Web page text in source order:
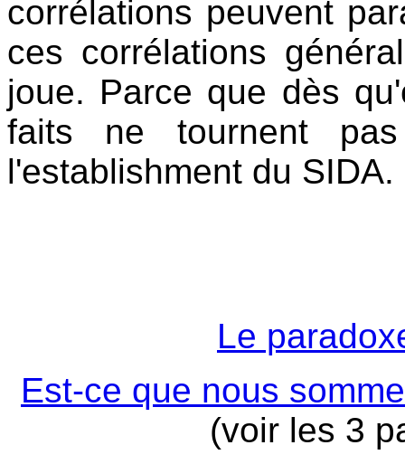
corrélations peuvent
ces corrélations
joue. Parce que dès
faits ne tournent
l'establishment du SIDA.
Le
Est-ce que nous
(voir les 3